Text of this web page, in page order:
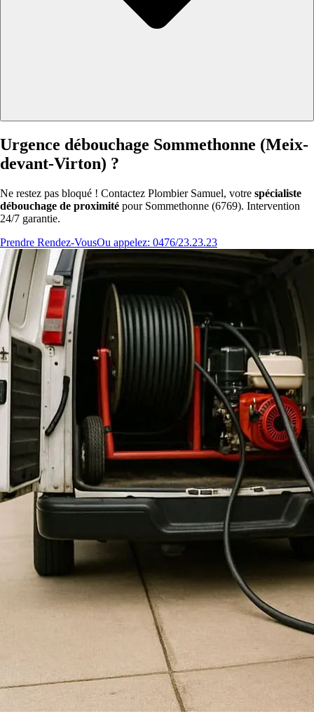
Urgence débouchage Sommethonne (Meix-
devant-Virton) ?
Ne restez pas bloqué ! Contactez Plombier Samuel, votre spécialiste
débouchage de proximité pour Sommethonne (6769). Intervention
24/7 garantie.
Prendre Rendez-VousOu appelez: 0476/23.23.23